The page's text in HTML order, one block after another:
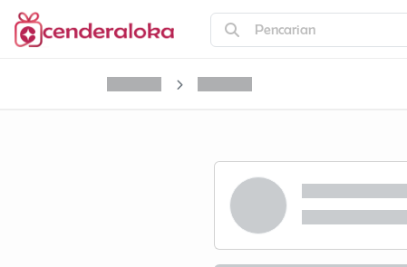
Pencarian